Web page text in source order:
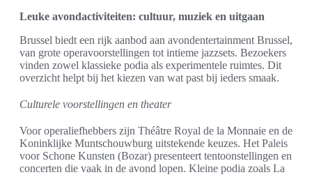
Leuke avondactiviteiten: cultuur, muziek en uitgaan
Brussel biedt een rijk aanbod aan avondentertainment Brussel,
van grote operavoorstellingen tot intieme jazzsets. Bezoekers
vinden zowel klassieke podia als experimentele ruimtes. Dit
overzicht helpt bij het kiezen van wat past bij ieders smaak.
Culturele voorstellingen en theater
Voor operaliefhebbers zijn Théâtre Royal de la Monnaie en de
Koninklijke Muntschouwburg uitstekende keuzes. Het Paleis
voor Schone Kunsten (Bozar) presenteert tentoonstellingen en
concerten die vaak in de avond lopen. Kleine podia zoals La